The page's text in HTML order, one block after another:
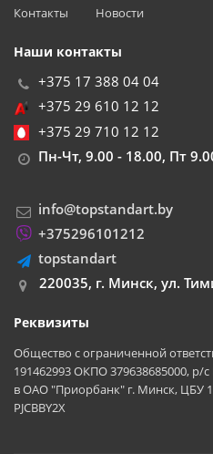
Контакты
Новости
Наши контакты
+375 17 388 04 04
+375 29 610 12 12
+375 29 710 12 12
Пн-Чт, 9.00 - 18.00, Пт
info@topstandart.by
+375296101212
topstandart
220035, г. Минск, ул.
Реквизиты
Общество с ограниченной
191462993 ОКПО 379638685000, р/с
в ОАО "Приорбанк" г. Минск, ЦБУ
PJCBBY2X